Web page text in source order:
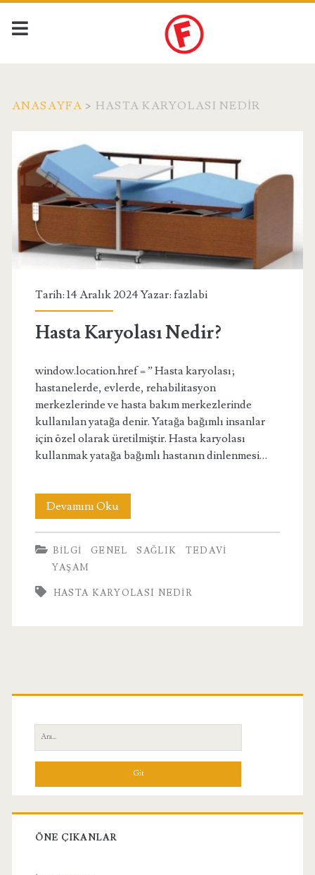
ANASAYFA > HASTA KARYOLASI NEDIR
Etiket:
<span>Hasta
Karyolası
Nedir</span>
Tarih: 14 Aralık 2024 Yazar: fazlabi
Hasta Karyolası Nedir?
window.location.href = ” Hasta karyolası;
hastanelerde, evlerde, rehabilitasyon
merkezlerinde ve hasta bakım merkezlerinde
kullanılan yatağa denir. Yatağa bağımlı insanlar
için özel olarak üretilmiştir. Hasta karyolası
kullanmak yatağa bağımlı hastanın dinlenmesi…
Devamını OkuHasta
Karyolası
Nedir?
BILGI GENEL SAĞLIK
TEDAVI
YAŞAM
HASTA KARYOLASI NEDIR
Birincil
Yan
Menü
Ara:
ÖNE ÇIKANLAR